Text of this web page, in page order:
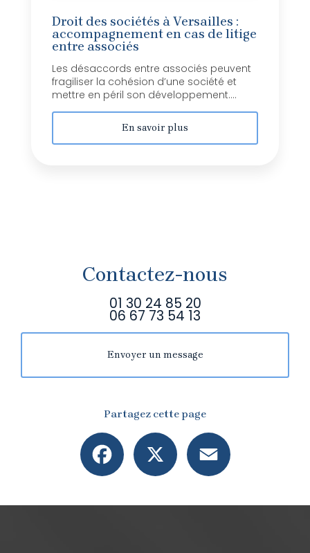
Droit des sociétés à Versailles :
accompagnement en cas de litige
entre associés
Les désaccords entre associés peuvent
fragiliser la cohésion d’une société et
mettre en péril son développement....
En savoir plus
Contactez-nous
01 30 24 85 20
06 67 73 54 13
Envoyer un message
Partagez cette page
Facebook